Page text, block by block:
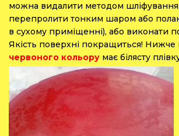
можна видалити методом шліфування,
перепролити тонким шаром або
в сухому приміщенні), або виконати
Якість поверхні покращиться! Нижче
червоного кольору має білясту